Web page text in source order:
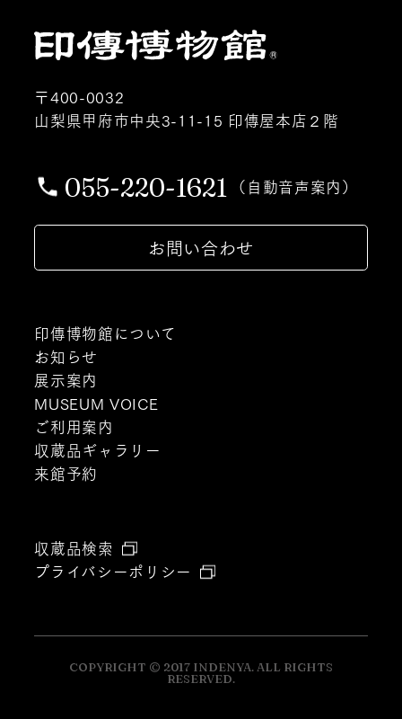
〒400-0032
山梨県甲府市中央3-11-15 印傳屋本店２階
055-220-1621 （自動音声案内）
お問い合わせ
印傳博物館について
お知らせ
展示案内
MUSEUM VOICE
ご利用案内
収蔵品ギャラリー
来館予約
収蔵品検索
プライバシーポリシー
COPYRIGHT © 2017 INDENYA. ALL RIGHTS
RESERVED.